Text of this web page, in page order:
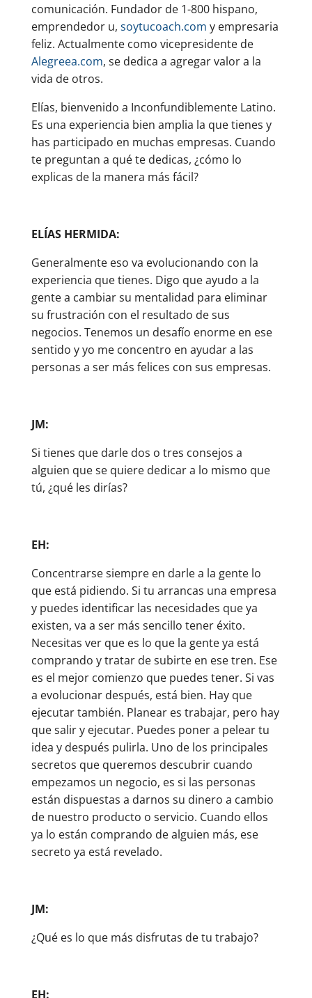
comunicación. Fundador de 1-800 hispano,
emprendedor u, soytucoach.com y empresaria
feliz. Actualmente como vicepresidente de
Alegreea.com, se dedica a agregar valor a la
vida de otros.
Elías, bienvenido a Inconfundiblemente Latino.
Es una experiencia bien amplia la que tienes y
has participado en muchas empresas. Cuando
te preguntan a qué te dedicas, ¿cómo lo
explicas de la manera más fácil?
ELÍAS HERMIDA:
Generalmente eso va evolucionando con la
experiencia que tienes. Digo que ayudo a la
gente a cambiar su mentalidad para eliminar
su frustración con el resultado de sus
negocios. Tenemos un desafío enorme en ese
sentido y yo me concentro en ayudar a las
personas a ser más felices con sus empresas.
JM:
Si tienes que darle dos o tres consejos a
alguien que se quiere dedicar a lo mismo que
tú, ¿qué les dirías?
EH:
Concentrarse siempre en darle a la gente lo
que está pidiendo. Si tu arrancas una empresa
y puedes identificar las necesidades que ya
existen, va a ser más sencillo tener éxito.
Necesitas ver que es lo que la gente ya está
comprando y tratar de subirte en ese tren. Ese
es el mejor comienzo que puedes tener. Si vas
a evolucionar después, está bien. Hay que
ejecutar también. Planear es trabajar, pero hay
que salir y ejecutar. Puedes poner a pelear tu
idea y después pulirla. Uno de los principales
secretos que queremos descubrir cuando
empezamos un negocio, es si las personas
están dispuestas a darnos su dinero a cambio
de nuestro producto o servicio. Cuando ellos
ya lo están comprando de alguien más, ese
secreto ya está revelado.
JM:
¿Qué es lo que más disfrutas de tu trabajo?
EH: